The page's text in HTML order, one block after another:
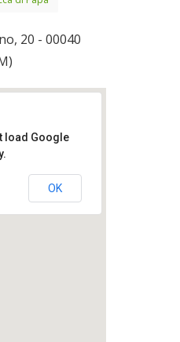
20 - 00040
load Google
OK